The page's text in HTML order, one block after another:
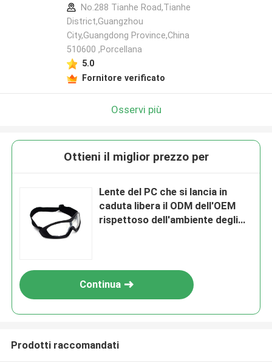
No.288 Tianhe Road,Tianhe
District,Guangzhou
City,Guangdong Province,China
510600 ,Porcellana
5.0
Fornitore verificato
Osservi più
Ottieni il miglior prezzo per
Lente del PC che si lancia in
caduta libera il ODM dell'OEM
rispettoso dell'ambiente degli
Continua
Prodotti raccomandati